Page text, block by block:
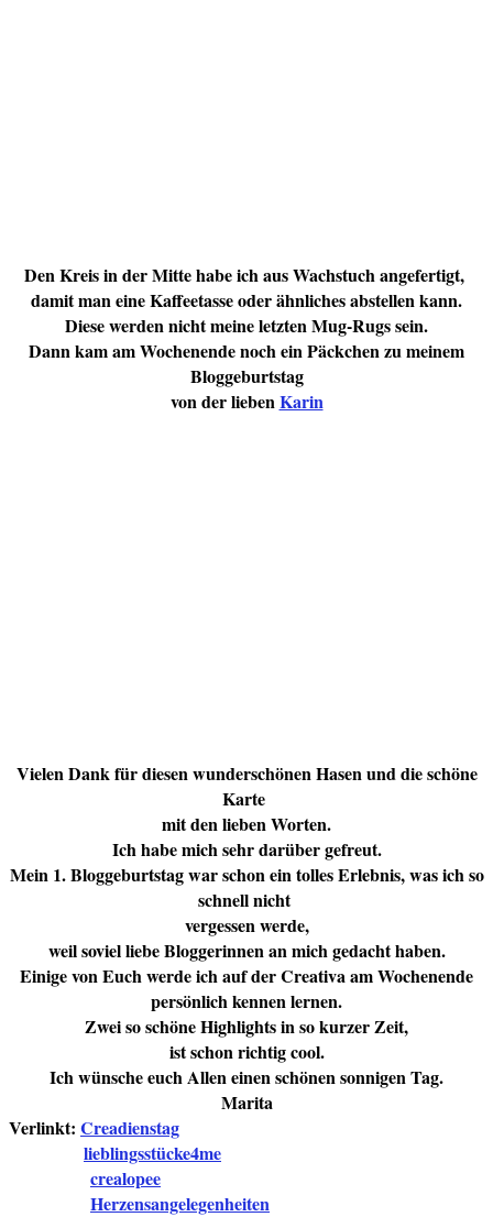
Den Kreis in der Mitte habe ich aus Wachstuch angefertigt,
damit man eine Kaffeetasse oder ähnliches abstellen kann.
Diese werden nicht meine letzten Mug-Rugs sein.
Dann kam am Wochenende noch ein Päckchen zu meinem
Bloggeburtstag
von der liebenKarin
Vielen Dank für diesen wunderschönen Hasen und die schöne
Karte
mit den lieben Worten.
Ich habe mich sehr darüber gefreut.
Mein 1. Bloggeburtstag war schon ein tolles Erlebnis, was ich so
schnell nicht
vergessen werde,
weil soviel liebe Bloggerinnen an mich gedacht haben.
Einige von Euch werde ich auf der Creativa am Wochenende
persönlich kennen lernen.
Zwei so schöne Highlights in so kurzer Zeit,
ist schon richtig cool.
Ich wünsche euch Allen einen schönen sonnigen Tag.
Marita
Verlinkt: Creadienstag
lieblingsstücke4me
crealopee
Herzensangelegenheiten